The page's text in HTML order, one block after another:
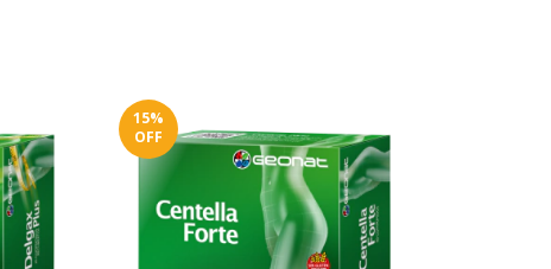
15%
OFF